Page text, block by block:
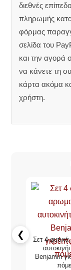
διεθνές
πληρωμής
φόρμας
σελίδα του
και την αγορά
να κάνετε τη
κάρτα ακόμα
χρήστη.
❮
Σετ 4
Benjamin